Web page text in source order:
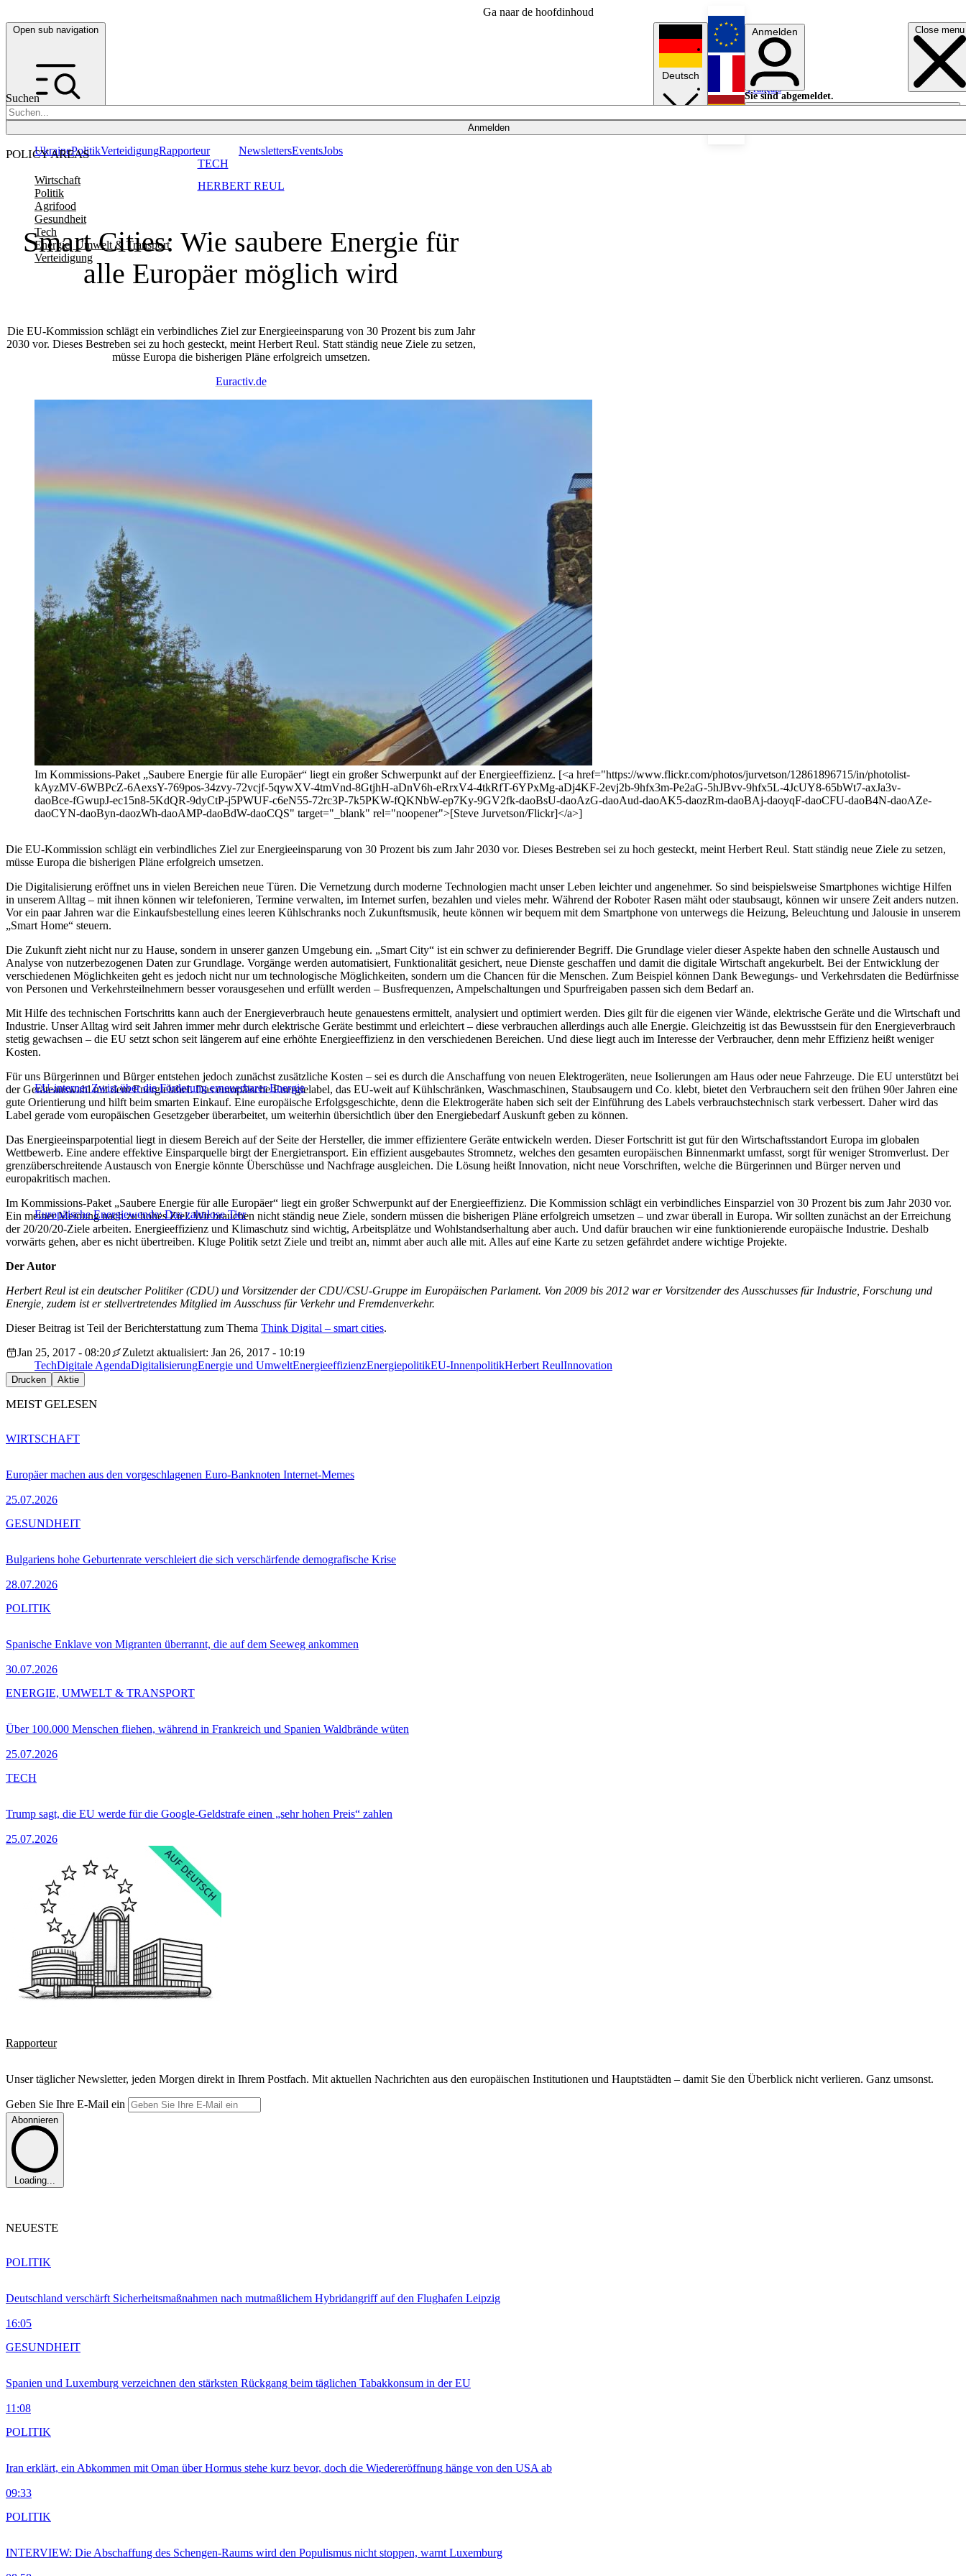
Ga naar de hoofdinhoud
Open sub navigation Close menu
Suchen
Anmelden
POLICY AREAS
Wirtschaft
Politik
Agrifood
Gesundheit
Tech
Energie, Umwelt & Transport
Verteidigung
UkrainePolitikVerteidigungRapporteur NewslettersEventsJobs
Deutsch
English
Français
Anmelden
Sie sind abgemeldet.
Anmelden
Licht aus
Smart Cities: Wie saubere Energie für
alle Europäer möglich wird
Die EU-Kommission schlägt ein verbindliches Ziel zur Energieeinsparung von 30 Prozent bis zum Jahr
2030 vor. Dieses Bestreben sei zu hoch gesteckt, meint Herbert Reul. Statt ständig neue Ziele zu setzen,
müsse Europa die bisherigen Pläne erfolgreich umsetzen.
HERBERT REUL
TECH
Euractiv.de
Im Kommissions-Paket „Saubere Energie für alle Europäer“ liegt ein großer Schwerpunkt auf der Energieeffizienz. [<a href="https://www.flickr.com/photos/jurvetson/12861896715/in/photolist-
kAyzMV-6WBPcZ-6AexsY-769pos-34zvy-72vcjf-5qywXV-4tmVnd-8GtjhH-aDnV6h-eRrxV4-4tkRfT-6YPxMg-aDj4KF-2evj2b-9hfx3m-Pe2aG-5hJBvv-9hfx5L-4JcUY8-65bWt7-axJa3v-
daoBce-fGwupJ-ec15n8-5KdQR-9dyCtP-j5PWUF-c6eN55-72rc3P-7k5PKW-fQKNbW-ep7Ky-9GV2fk-daoBsU-daoAzG-daoAud-daoAK5-daozRm-daoBAj-daoyqF-daoCFU-daoB4N-daoAZe-
daoCYN-daoByn-daozWh-daoAMP-daoBdW-daoCQS" target="_blank" rel="noopener">[Steve Jurvetson/Flickr]</a>]
Die EU-Kommission schlägt ein verbindliches Ziel zur Energieeinsparung von 30 Prozent bis zum Jahr 2030 vor. Dieses Bestreben sei zu hoch gesteckt, meint Herbert Reul. Statt ständig neue Ziele zu setzen,
müsse Europa die bisherigen Pläne erfolgreich umsetzen.
Die Digitalisierung eröffnet uns in vielen Bereichen neue Türen. Die Vernetzung durch moderne Technologien macht unser Leben leichter und angenehmer. So sind beispielsweise Smartphones wichtige Hilfen
in unserem Alltag – mit ihnen können wir telefonieren, Termine verwalten, im Internet surfen, bezahlen und vieles mehr. Während der Roboter Rasen mäht oder staubsaugt, können wir unsere Zeit anders nutzen.
Vor ein paar Jahren war die Einkaufsbestellung eines leeren Kühlschranks noch Zukunftsmusik, heute können wir bequem mit dem Smartphone von unterwegs die Heizung, Beleuchtung und Jalousie in unserem
„Smart Home“ steuern.
Die Zukunft zieht nicht nur zu Hause, sondern in unserer ganzen Umgebung ein. „Smart City“ ist ein schwer zu definierender Begriff. Die Grundlage vieler dieser Aspekte haben den schnelle Austausch und
Analyse von nutzerbezogenen Daten zur Grundlage. Vorgänge werden automatisiert, Funktionalität gesichert, neue Dienste geschaffen und damit die digitale Wirtschaft angekurbelt. Bei der Entwicklung der
verschiedenen Möglichkeiten geht es jedoch nicht nur um technologische Möglichkeiten, sondern um die Chancen für die Menschen. Zum Beispiel können Dank Bewegungs- und Verkehrsdaten die Bedürfnisse
von Personen und Verkehrsteilnehmern besser vorausgesehen und erfüllt werden – Busfrequenzen, Ampelschaltungen und Spurfreigaben passen sich dem Bedarf an.
Mit Hilfe des technischen Fortschritts kann auch der Energieverbrauch heute genauestens ermittelt, analysiert und optimiert werden. Dies gilt für die eigenen vier Wände, elektrische Geräte und die Wirtschaft und
Industrie. Unser Alltag wird seit Jahren immer mehr durch elektrische Geräte bestimmt und erleichtert – diese verbrauchen allerdings auch alle Energie. Gleichzeitig ist das Bewusstsein für den Energieverbrauch
stetig gewachsen – die EU setzt schon seit längerem auf eine erhöhte Energieeffizienz in den verschiedenen Bereichen. Und diese liegt auch im Interesse der Verbraucher, denn mehr Effizienz heißt weniger
Kosten.
EU-interner Zwist über die Förderung erneuerbarer Energie
Für uns Bürgerinnen und Bürger entstehen jedoch zunächst zusätzliche Kosten – sei es durch die Anschaffung von neuen Elektrogeräten, neue Isolierungen am Haus oder neue Fahrzeuge. Die EU unterstützt bei
der Geräteauswahl mit dem Energielabel. Das europäische Energielabel, das EU-weit auf Kühlschränken, Waschmaschinen, Staubsaugern und Co. klebt, bietet den Verbrauchern seit den frühen 90er Jahren eine
gute Orientierung und hilft beim smarten Einkauf. Eine europäische Erfolgsgeschichte, denn die Elektrogeräte haben sich seit der Einführung des Labels verbrauchstechnisch stark verbessert. Daher wird das
Label gerade vom europäischen Gesetzgeber überarbeitet, um weiterhin übersichtlich über den Energiebedarf Auskunft geben zu können.
Das Energieeinsparpotential liegt in diesem Bereich auf der Seite der Hersteller, die immer effizientere Geräte entwickeln werden. Dieser Fortschritt ist gut für den Wirtschaftsstandort Europa im globalen
Wettbewerb. Eine andere effektive Einsparquelle birgt der Energietransport. Ein effizient ausgebautes Stromnetz, welches den gesamten europäischen Binnenmarkt umfasst, sorgt für weniger Stromverlust. Der
grenzüberschreitende Austausch von Energie könnte Überschüsse und Nachfrage ausgleichen. Die Lösung heißt Innovation, nicht neue Vorschriften, welche die Bürgerinnen und Bürger nerven und
europakritisch machen.
Europäische Energiewende: Das zahnlose Tier
Im Kommissions-Paket „Saubere Energie für alle Europäer“ liegt ein großer Schwerpunkt auf der Energieeffizienz. Die Kommission schlägt ein verbindliches Einsparziel von 30 Prozent bis zum Jahr 2030 vor.
Ein meiner Meinung nach zu hohes Ziel. Wir brauchen nicht ständig neue Ziele, sondern müssen die bisherigen Pläne erfolgreich umsetzen – und zwar überall in Europa. Wir sollten zunächst an der Erreichung
der 20/20/20-Ziele arbeiten. Energieeffizienz und Klimaschutz sind wichtig, Arbeitsplätze und Wohlstandserhaltung aber auch. Und dafür brauchen wir eine funktionierende europäische Industrie. Deshalb
vorwärts gehen, aber es nicht übertreiben. Kluge Politik setzt Ziele und treibt an, nimmt aber auch alle mit. Alles auf eine Karte zu setzen gefährdet andere wichtige Projekte.
Der Autor
Herbert Reul ist ein deutscher Politiker (CDU) und Vorsitzender der CDU/CSU-Gruppe im Europäischen Parlament. Von 2009 bis 2012 war er Vorsitzender des Ausschusses für Industrie, Forschung und
Energie, zudem ist er stellvertretendes Mitglied im Ausschuss für Verkehr und Fremdenverkehr.
Dieser Beitrag ist Teil der Berichterstattung zum Thema Think Digital – smart cities.
Jan 25, 2017 - 08:20
Zuletzt aktualisiert: Jan 26, 2017 - 10:19
TechDigitale AgendaDigitalisierungEnergie und UmweltEnergieeffizienzEnergiepolitikEU-InnenpolitikHerbert ReulInnovation
Drucken Aktie
MEIST GELESEN
Europäer machen aus den vorgeschlagenen Euro-Banknoten Internet-Memes
25.07.2026
WIRTSCHAFT
Bulgariens hohe Geburtenrate verschleiert die sich verschärfende demografische Krise
28.07.2026
GESUNDHEIT
Spanische Enklave von Migranten überrannt, die auf dem Seeweg ankommen
30.07.2026
POLITIK
Über 100.000 Menschen fliehen, während in Frankreich und Spanien Waldbrände wüten
25.07.2026
ENERGIE, UMWELT & TRANSPORT
Trump sagt, die EU werde für die Google-Geldstrafe einen „sehr hohen Preis“ zahlen
25.07.2026
TECH
Rapporteur
Unser täglicher Newsletter, jeden Morgen direkt in Ihrem Postfach. Mit aktuellen Nachrichten aus den europäischen Institutionen und Hauptstädten – damit Sie den Überblick nicht verlieren. Ganz umsonst.
Geben Sie Ihre E-Mail ein
Abonnieren
Loading...
NEUESTE
Deutschland verschärft Sicherheitsmaßnahmen nach mutmaßlichem Hybridangriff auf den Flughafen Leipzig
16:05
POLITIK
Spanien und Luxemburg verzeichnen den stärksten Rückgang beim täglichen Tabakkonsum in der EU
11:08
GESUNDHEIT
Iran erklärt, ein Abkommen mit Oman über Hormus stehe kurz bevor, doch die Wiedereröffnung hänge von den USA ab
09:33
POLITIK
INTERVIEW: Die Abschaffung des Schengen-Raums wird den Populismus nicht stoppen, warnt Luxemburg
POLITIK